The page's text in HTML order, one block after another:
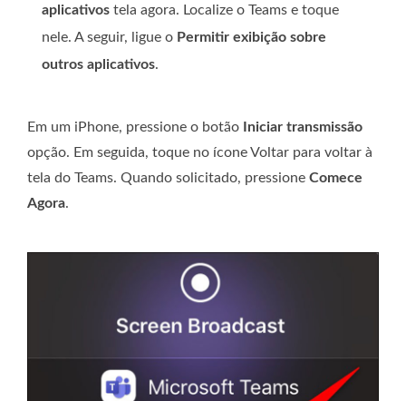
aplicativos tela agora. Localize o Teams e toque
nele. A seguir, ligue o Permitir exibição sobre
outros aplicativos.
Em um iPhone, pressione o botão
Iniciar transmissão
opção. Em seguida, toque no ícone Voltar para voltar à
tela do Teams. Quando solicitado, pressione Comece
Agora.